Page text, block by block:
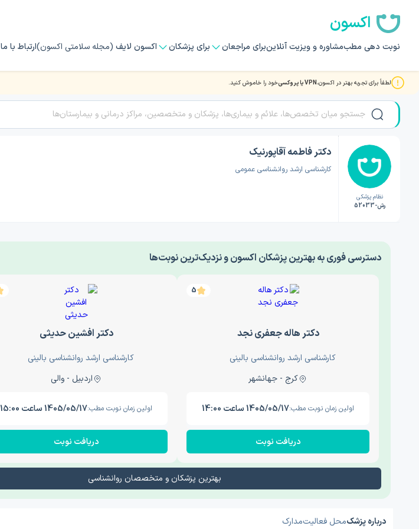
اکسون
نوبت دهی مطبمشاوره و ویزیت آنلاینبرای مراجعان برای پزشکان اکسون لایف (مجله سلامتی اکسون)ارتباط با ما
لطفاً برای تجربه بهتر در اکسون،VPN یا پروکسی خود را خاموش کنید. صفحه اصلی/دکتر روانشناسی/دکتر فاطمه آقاپورنیک
نظام پزشکی
رش-52033
دکتر فاطمه آقاپورنیک
کارشناسی ارشد روانشناسی عمومی
5
دکتر هاله جعفری نجد
کارشناسی ارشد روانشناسی بالینی
کرج - جهانشهر
اولین زمان نوبت مطب:1405/05/17 ساعت 14:00
دریافت نوبت
دکتر افشین حدیثی
کارشناسی ارشد روانشناسی بالینی
اردبیل - والی
اولین زمان نوبت مطب:1405/05/17 ساعت 15:00
دریافت نوبت
بهترین پزشکان و متخصصان روانشناسی
درباره پزشکمحل فعالیتمدارک